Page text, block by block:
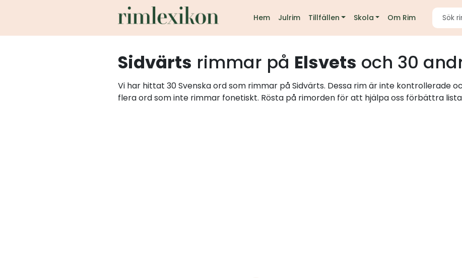
Hem Julrim Tillfällen Skola Om Rim
Sidvärts rimmar på Elsvets och 30
Vi har hittat 30 Svenska ord som rimmar på Sidvärts. Dessa rim är inte kontrollerade
flera ord som inte rimmar fonetiskt. Rösta på rimorden för att hjälpa oss förbättra